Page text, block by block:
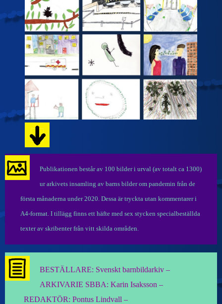
Publikationen består av 100 bilder i urval (av totalt ca 1300)
ur arkivets insamling av barns bilder om pandemin från de
första månaderna under 2020. Dessa är tryckta utan kommentarer i
A4-format. I tillägg finns ett häfte med sex stycken specialbeställda
texter av skribenter från vitt skilda områden.
BESTÄLLARE: Svenskt barnbildarkiv –
ARKIVARIE SBBA: Karin Isaksson –
REDAKTÖR: Pontus Lindvall –